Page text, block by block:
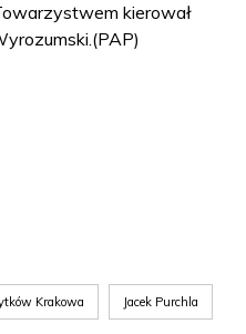
kierował
Krakowa Jacek Purchla